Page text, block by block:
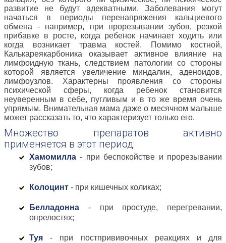
развитие не будут адекватными. Заболевания могут
начаться в периоды перенапряжения кальциевого
обмена - например, при прорезывании зубов, резкой
прибавке в росте, когда ребенок начинает ходить или
когда возникает травма костей. Помимо костной,
Калькареякарбоника оказывает активное влияние на
лимфоидную ткань, следствием патологии со стороны
которой является увеличение миндалин, аденоидов,
лимфоузлов. Характерны проявления со стороны
психической сферы, когда ребенок становится
неуверенным в себе, пугливым и в то же время очень
упрямым. Внимательная мама даже о месячном малыше
может рассказать то, что характеризует только его.
Множество препаратов активно
применяется в этот период:
Хамомилла - при беспокойстве и прорезывании
зубов;
Колоцинт - при кишечных коликах;
Белладонна - при простуде, перегревании,
опрелостях;
Туя - при постпрививочных реакциях и для